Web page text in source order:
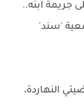
ابنه..
'سند'
النهاردة،